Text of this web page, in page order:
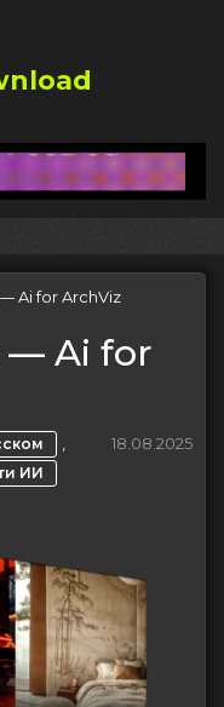
Ai for ArchViz
— Ai for
,
ИИ
18.08.2025